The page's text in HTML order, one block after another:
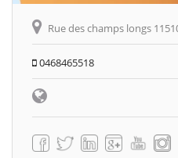
Rue des champs longs
0468465518